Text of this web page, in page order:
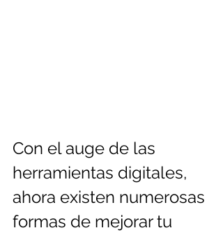
Con el auge de las
herramientas digitales,
ahora existen numerosas
formas de mejorar tu